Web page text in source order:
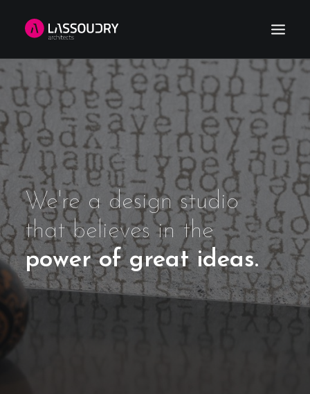
HOME
REFERENCES
NEWS
ABOUT US
CONTACT
SEARCH
We're a design studio
that believes in the
power of great ideas.